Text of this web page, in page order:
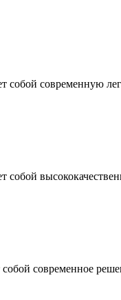
современную
современное